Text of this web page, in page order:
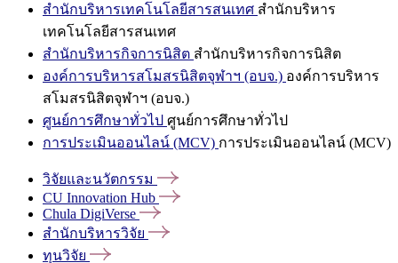
สำนักบริหารเทคโนโลยีสารสนเทศ สำนักบริหาร
เทคโนโลยีสารสนเทศ
สำนักบริหารกิจการนิสิต สำนักบริหารกิจการนิสิต
องค์การบริหารสโมสรนิสิตจุฬาฯ (อบจ.) องค์การบริหาร
สโมสรนิสิตจุฬาฯ (อบจ.)
ศูนย์การศึกษาทั่วไป ศูนย์การศึกษาทั่วไป
การประเมินออนไลน์ (MCV) การประเมินออนไลน์ (MCV)
วิจัยและนวัตกรรม
CU Innovation Hub
Chula DigiVerse
สำนักบริหารวิจัย
ทุนวิจัย